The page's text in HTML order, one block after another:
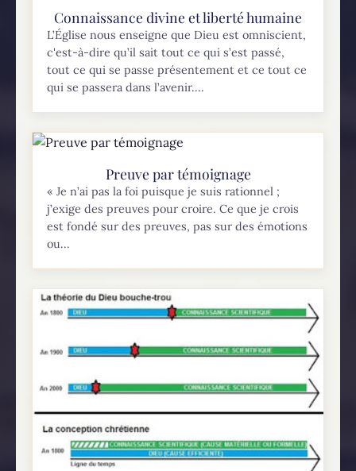
Connaissance divine et liberté humaine
L’Église nous enseigne que Dieu est omniscient,
c'est-à-dire qu’il sait tout ce qui s’est passé,
tout ce qui se passe présentement et ce tout ce
qui se passera dans l’avenir....
Preuve par témoignage
« Je n’ai pas la foi puisque je suis rationnel ;
j’exige des preuves pour croire. Ce que je crois
est fondé sur des preuves, pas sur des émotions
ou...